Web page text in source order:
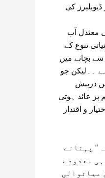
کی
معتدل آب
تنوع کے
بچانے میں
۔۔لیکن جو
درپیش
عائد ہوتی
و اقتدار
“ پہنانے
معدودے
میانوالی